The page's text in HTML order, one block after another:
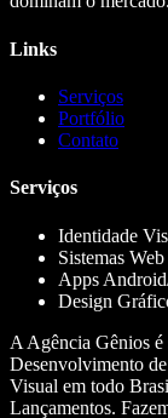
Links
Serviços
Portfólio
Contato
Serviços
Identidade
Sistemas Web
Apps
Design
A Agência Gênios é
Desenvolvimento
Visual em todo
Lançamentos.